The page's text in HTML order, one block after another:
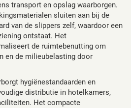
transport en opslag waarborgen.
sluiten aan bij de
van de slippers zelf, waardoor een
ontstaat. Het
de ruimtebenutting om
en de milieubelasting door
hygiënestandaarden en
distributie in hotelkamers,
Het compacte